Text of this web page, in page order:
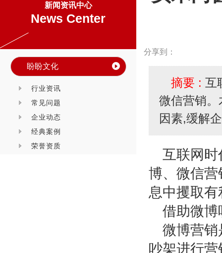
新闻资讯中心
News Center
盼盼文化
行业资讯
常见问题
企业动态
经典案例
荣誉资质
分享到：
摘要 : 互
微信营销
因素,缓解
互联网时
博、微信营
息中攫取
借助微博
微博营销
吵架进行